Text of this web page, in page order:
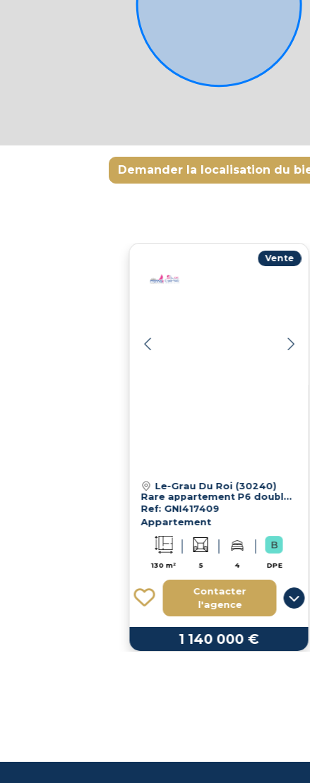
Demander la localisation du
Vente
Le-Grau Du Roi (30240)
Rare appartement P6 double Vue Mer Le Grau du Roi
Ref: GNI417409
Appartement
130 m² 5 4 DPE
Contacter
l'agence
1 140 000 €